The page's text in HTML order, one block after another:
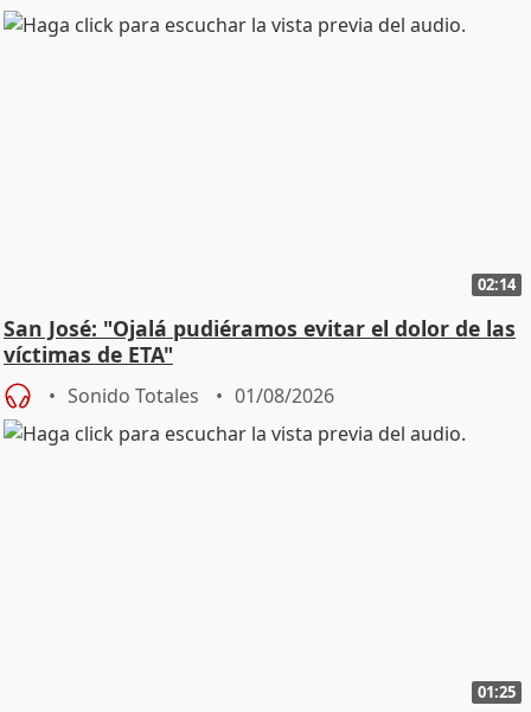
02:14
San José: "Ojalá pudiéramos evitar el dolor de las
víctimas de ETA"
Sonido Totales 01/08/2026
01:25